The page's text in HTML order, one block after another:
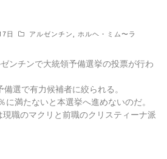
日 アルゼンチン ホルヘ・ミム〜ラ
ンチンで大統領予備選挙の投票が行わ
選で有力候補者に絞られる。
満たないと本選挙へ進めないのだ。
職のマクリと前職のクリスティーナ派